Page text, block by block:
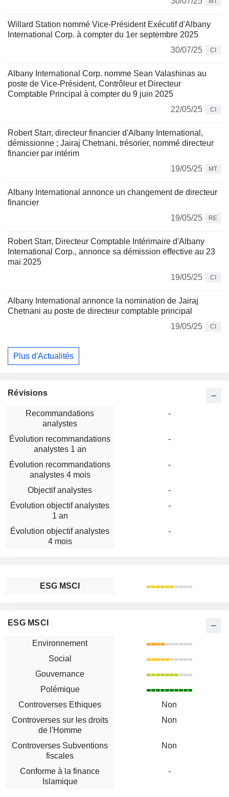
Willard Station nommé Vice-Président Exécutif d'Albany
International Corp. à compter du 1er septembre 2025
30/07/25
CI
Albany International Corp. nomme Sean Valashinas au
poste de Vice-Président, Contrôleur et Directeur
Comptable Principal à compter du 9 juin 2025
22/05/25
CI
Robert Starr, directeur financier d'Albany International,
démissionne ; Jairaj Chetnani, trésorier, nommé directeur
financier par intérim
19/05/25
MT
Albany International annonce un changement de directeur
financier
19/05/25
RE
Robert Starr, Directeur Comptable Intérimaire d'Albany
International Corp., annonce sa démission effective au 23
mai 2025
19/05/25
CI
Albany International annonce la nomination de Jairaj
Chetnani au poste de directeur comptable principal
19/05/25
CI
Plus d'Actualités
Révisions
Recommandations
analystes
-
Évolution recommandations
analystes 1 an
-
Évolution recommandations
analystes 4 mois
-
Objectif analystes
-
Évolution objectif analystes
1 an
-
Évolution objectif analystes
4 mois
-
ESG MSCI
ESG MSCI
Environnement
Social
Gouvernance
Polémique
Controverses Ethiques
Non
Controverses sur les droits
de l'Homme
Non
Controverses Subventions
fiscales
Non
Conforme à la finance
Islamique
-